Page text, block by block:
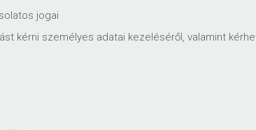
jogai
kérni személyes adatai kezeléséről, valamint